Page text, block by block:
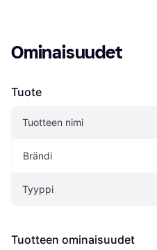
Ominaisuudet
Tuote
Tuotteen nimi
Brändi
Tyyppi
Tuotteen ominaisuudet